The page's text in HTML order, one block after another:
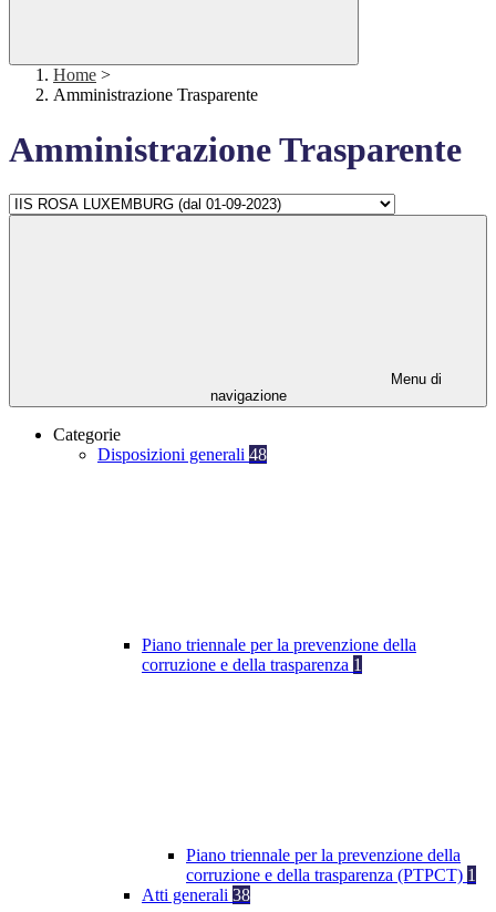
Home >
Amministrazione Trasparente
Amministrazione Trasparente
Menu di
navigazione
Categorie
Disposizioni generali 48
Piano triennale per la prevenzione della
corruzione e della trasparenza 1
Piano triennale per la prevenzione della
corruzione e della trasparenza (PTPCT) 1
Atti generali 38